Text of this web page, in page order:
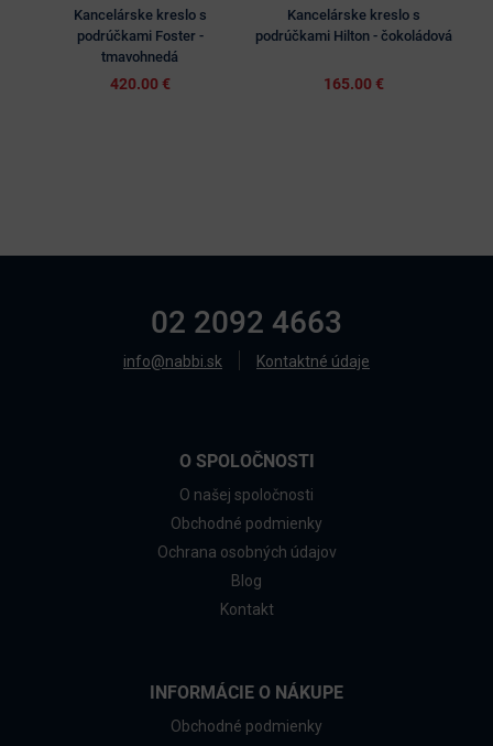
Kancelárske kreslo s
podrúčkami Foster -
tmavohnedá
420.00 €
Kancelárske kreslo s
podrúčkami Hilton - čokoládová
165.00 €
02 2092 4663
info@nabbi.sk Kontaktné údaje
O SPOLOČNOSTI
O našej spoločnosti
Obchodné podmienky
Ochrana osobných údajov
Blog
Kontakt
INFORMÁCIE O NÁKUPE
Obchodné podmienky